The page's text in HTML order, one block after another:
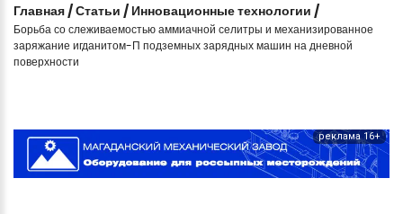
Главная /Статьи / Инновационные технологии /
Борьба со слеживаемостью аммиачной селитры и механизированное
заряжание игданитом-П подземных зарядных машин на дневной
поверхности
реклама 16+